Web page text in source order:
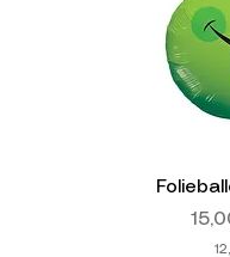
Pris